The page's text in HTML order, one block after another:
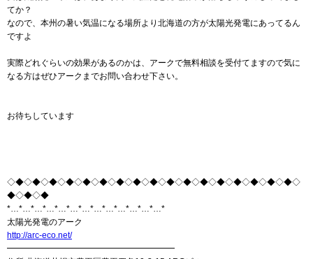
てか？
なので、本州の暑い気温になる場所より北海道の方が太陽光発電にあってるん
ですよ
実際どれぐらいの効果があるのかは、アークで無料相談を受付てますので気に
なる方はぜひアークまでお問い合わせ下さい。
お待ちしています
◇◆◇◆◇◆◇◆◇◆◇◆◇◆◇◆◇◆◇◆◇◆◇◆◇◆◇◆◇◆◇◆◇◆◇
◆◇◆◇◆
*…*…*…*…*…*…*…*…*…*…*…*…*…*
太陽光発電のアーク
http://arc-eco.net/
━━━━━━━━━━━━━━━━━━━━